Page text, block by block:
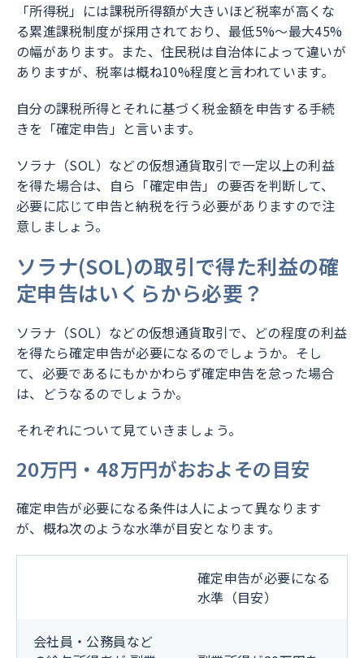
「所得税」には課税所得額が大きいほど税率が高くな
る累進課税制度が採用されており、最低5%〜最大45%
の幅があります。また、住民税は自治体によって違いが
ありますが、税率は概ね10%程度と言われています。
自分の課税所得とそれに基づく税金額を申告する手続
きを「確定申告」と言います。
ソラナ（SOL）などの仮想通貨取引で一定以上の利益
を得た場合は、自ら「確定申告」の要否を判断して、
必要に応じて申告と納税を行う必要がありますので注
意しましょう。
ソラナ(SOL)の取引で得た利益の確
定申告はいくらから必要？
ソラナ（SOL）などの仮想通貨取引で、どの程度の利益
を得たら確定申告が必要になるのでしょうか。そし
て、必要であるにもかかわらず確定申告を怠った場合
は、どうなるのでしょうか。
それぞれについて見ていきましょう。
20万円・48万円がおおよその目安
確定申告が必要になる条件は人によって異なります
が、概ね次のような水準が目安となります。
確定申告が必要になる
水準（目安）
会社員・公務員など